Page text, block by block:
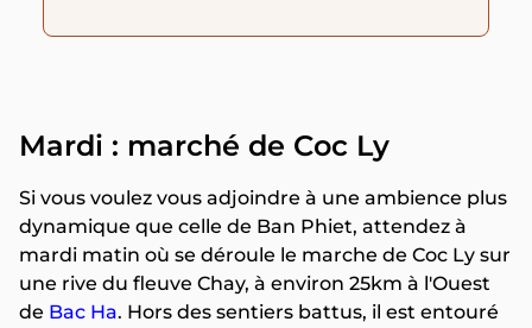
Mardi : marché de Coc Ly
Si vous voulez vous adjoindre à une ambience plus
dynamique que celle de Ban Phiet, attendez à
mardi matin où se déroule le marche de Coc Ly sur
une rive du fleuve Chay, à environ 25km à l'Ouest
de Bac Ha. Hors des sentiers battus, il est entouré